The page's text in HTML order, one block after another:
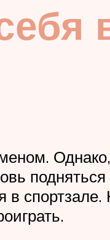
подняться
спортзале.